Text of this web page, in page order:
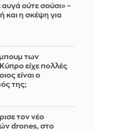
ούτε σούσι» –
και η σκέψη για
των
είχε πολλές
είναι ο
της;
τον νέο
drones, στο